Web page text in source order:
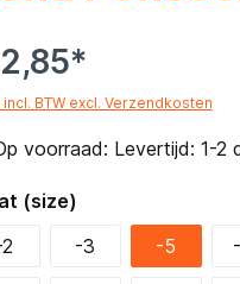
incl. BTW excl. Verzendkosten
voorraad: Levertijd: 1-2
(size)
-3 -5